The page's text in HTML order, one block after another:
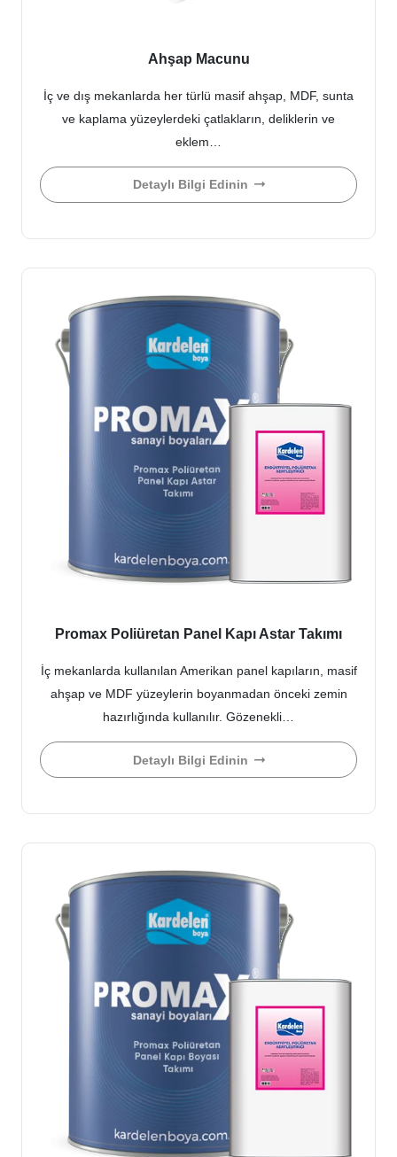
Ahşap Macunu
İç ve dış mekanlarda her türlü masif ahşap, MDF, sunta
ve kaplama yüzeylerdeki çatlakların, deliklerin ve
eklem…
Detaylı Bilgi Edinin
Promax Poliüretan Panel Kapı Astar Takımı
İç mekanlarda kullanılan Amerikan panel kapıların, masif
ahşap ve MDF yüzeylerin boyanmadan önceki zemin
hazırlığında kullanılır. Gözenekli…
Detaylı Bilgi Edinin